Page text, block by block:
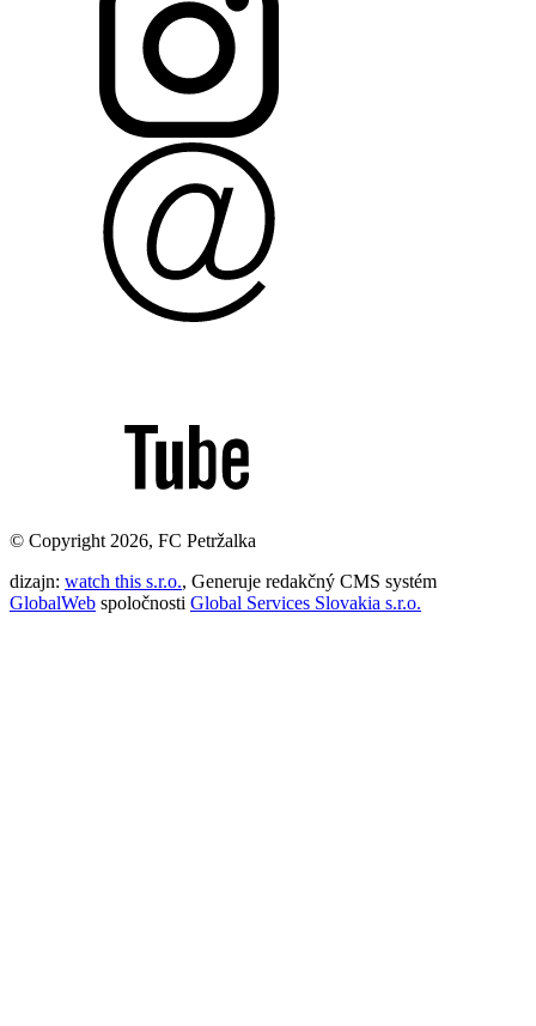
© Copyright 2026, FC Petržalka
dizajn: watch this s.r.o., Generuje redakčný CMS systém
GlobalWeb spoločnosti Global Services Slovakia s.r.o.